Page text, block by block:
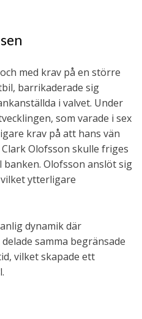
med krav på en större
barrikaderade sig
i valvet. Under
som varade i sex
krav på att hans vän
Olofsson skulle friges
Olofsson anslöt sig
ytterligare
dynamik där
samma begränsade
vilket skapade ett